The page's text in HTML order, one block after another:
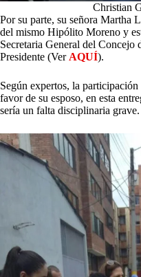
Christian
Por su parte, su señora Martha
del mismo Hipólito Moreno y
Secretaria General del Concejo
Presidente (Ver AQUÍ).
Según expertos, la
favor de su esposo, en esta
sería un falta disciplinaria grave.